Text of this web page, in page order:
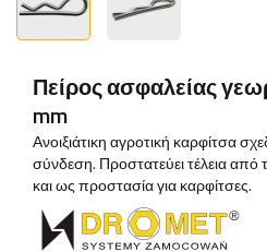
Πείρος ασφαλείας
mm
Ανοιξιάτικη αγροτική καρφίτσα
σύνδεση. Προστατεύει τέλεια από
και ως προστασία για καρφίτσες.